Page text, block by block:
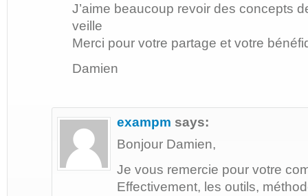
J’aime beaucoup revoir des concepts
veille
Merci pour votre partage et votre
Damien
exampm says:
Bonjour Damien,
Je vous remercie pour votre
Effectivement, les outils,